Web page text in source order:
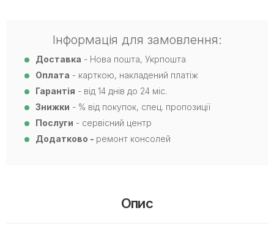
Інформація для замовлення:
Доставка - Нова пошта, Укрпошта
Оплата - карткою, накладений платіж
Гарантія - від 14 днів до 24 міс.
Знижки - % від покупок, спец. пропозиції
Послуги - сервісний центр
Додатково - ремонт консолей
Опис